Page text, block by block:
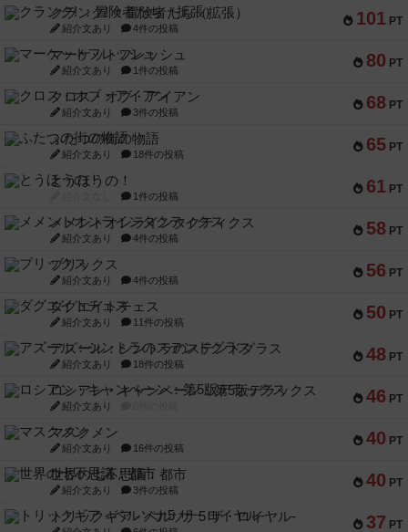
101 PT
クランク! ：冒険者たち（拡張）
紹介文あり 4件の投稿
80 PT
マーケットフレッシュ
紹介文あり 1件の投稿
68 PT
クロス・オブ・アイアン
紹介文あり 3件の投稿
65 PT
ふたつの街の物語
紹介文あり 18件の投稿
61 PT
とうほうの！
1件の投稿
58 PT
メメントオンラインタクティクス
紹介文あり 4件の投稿
56 PT
ブリックス
紹介文あり 4件の投稿
50 PT
ダグエイトチェス
紹介文あり 11件の投稿
48 PT
アズール：シントラのステンドグラス
紹介文あり 18件の投稿
46 PT
ロシアン・キャンペーン：第5版デラックス
紹介文あり
40 PT
マスクメン
紹介文あり 16件の投稿
40 PT
世界の七不思議：都市
紹介文あり 3件の投稿
37 PT
トリックギア - ペルソナ5 ザ・ロイヤル-